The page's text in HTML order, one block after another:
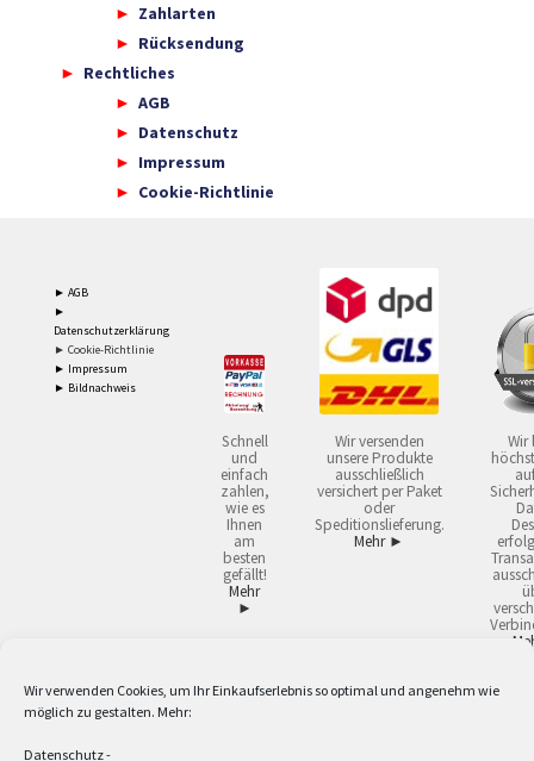
Wir verwenden Cookies, um Ihr Einkaufserlebnis so optimal und angenehm wie
möglich zu gestalten. Mehr:
Datenschutz-
Zahlarten
Rücksendung
Rechtliches
AGB
Datenschutz
Impressum
Cookie-Richtlinie
► AGB
►
Datenschutzerklärung
► Cookie-Richtlinie
► Impressum
► Bildnachweis
Schnell
und
einfach
zahlen,
wie es
Ihnen
am
besten
gefällt!
Mehr
►
Wir versenden
unsere Produkte
ausschließlich
versichert per Paket
oder
Speditionslieferung.
Mehr ►
Wir
2 Lieferzeiten gelten mit Express-24.
Versandkostenfrei ab 59,90 € Nettowarenwert. Inseln ausgenommen. Unsere